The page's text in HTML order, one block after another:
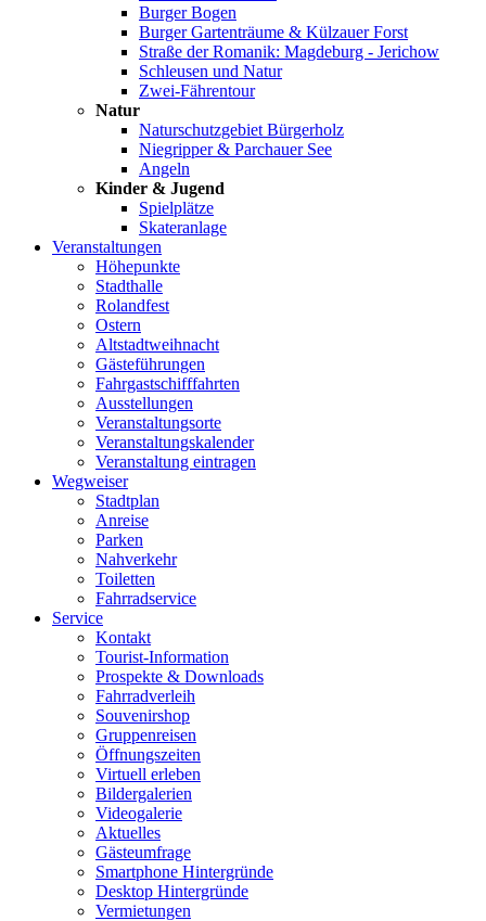
Burger Bogen
Burger Gartenträume & Külzauer Forst
Straße der Romanik: Magdeburg - Jerichow
Schleusen und Natur
Zwei-Fährentour
Natur
Naturschutzgebiet Bürgerholz
Niegripper & Parchauer See
Angeln
Kinder & Jugend
Spielplätze
Skateranlage
Veranstaltungen
Höhepunkte
Stadthalle
Rolandfest
Ostern
Altstadtweihnacht
Gästeführungen
Fahrgastschifffahrten
Ausstellungen
Veranstaltungsorte
Veranstaltungskalender
Veranstaltung eintragen
Wegweiser
Stadtplan
Anreise
Parken
Nahverkehr
Toiletten
Fahrradservice
Service
Kontakt
Tourist-Information
Prospekte & Downloads
Fahrradverleih
Souvenirshop
Gruppenreisen
Öffnungszeiten
Virtuell erleben
Bildergalerien
Videogalerie
Aktuelles
Gästeumfrage
Smartphone Hintergründe
Desktop Hintergründe
Vermietungen